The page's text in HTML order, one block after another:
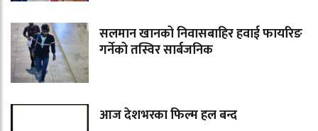
सलमान खानको निवासबाहिर हवाई फायरिङ
गर्नेको तस्विर सार्बजनिक
आज देशभरका फिल्म हल बन्द